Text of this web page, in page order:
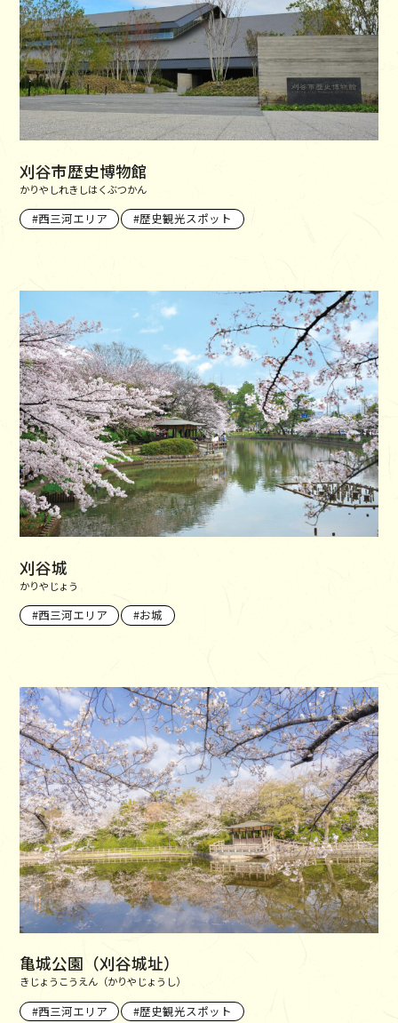
刈谷市歴史博物館
かりやしれきしはくぶつかん
西三河エリア 歴史観光スポット
刈谷城
かりやじょう
西三河エリア お城
亀城公園（刈谷城址）
きじょうこうえん（かりやじょうし）
西三河エリア 歴史観光スポット